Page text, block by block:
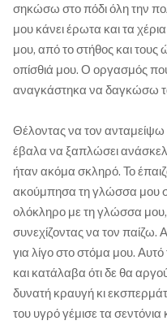
σηκώσω στο πόδι όλη την
μου κάνει έρωτα και τα
μου, από το στήθος και τους
οπίσθιά μου. Ο οργασμός
αναγκάστηκα να δαγκώσω
Θέλοντας να τον ανταμείψω
έβαλα να ξαπλώσει
ήταν ακόμα σκληρό. Το
ακούμπησα τη γλώσσα μου
ολόκληρο με τη γλώσσα
συνεχίζοντας να τον παίζω.
για λίγο στο στόμα μου.
και κατάλαβα ότι δε θα
δυνατή κραυγή κι
του υγρό γέμισε τα